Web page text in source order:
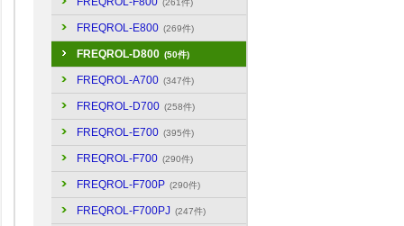
(261件)
FREQROL-E800 (269件)
FREQROL-D800 (50件)
FREQROL-A700 (347件)
FREQROL-D700 (258件)
FREQROL-E700 (395件)
FREQROL-F700 (290件)
FREQROL-F700P (290件)
FREQROL-F700PJ (247件)